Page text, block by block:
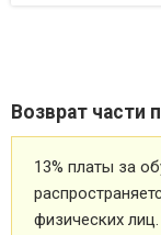
Возврат части
13% платы за
физических